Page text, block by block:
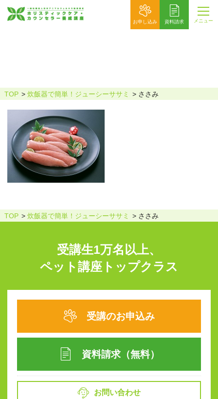
お申し込み 資料請求 メニュー
TOP 炊飯器で簡単！ジューシーササミ ささみ
TOP 炊飯器で簡単！ジューシーササミ ささみ
受講生1万名以上、
ペット講座トップクラス
受講のお申込み
資料請求（無料）
お問い合わせ